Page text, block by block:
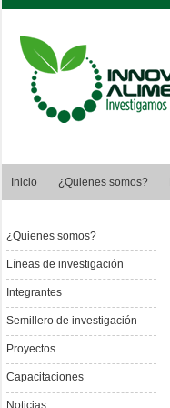
Inicio ¿Quienes somos?
¿Quienes somos?
Líneas de investigación
Integrantes
Semillero de investigación
Proyectos
Capacitaciones
Noticias.